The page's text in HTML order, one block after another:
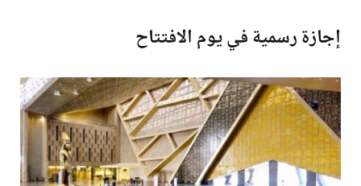
إجازة رسمية في يوم الافتتاح